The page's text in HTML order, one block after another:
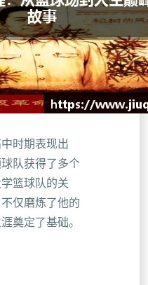
时期表现出
队获得了多个
篮球队的关
仅磨炼了他的
奠定了基础。